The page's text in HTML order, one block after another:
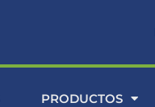
PRODUCTOS